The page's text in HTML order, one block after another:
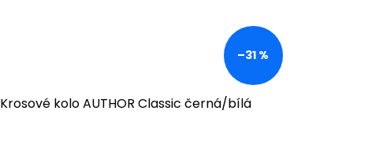
–31 %
Krosové kolo AUTHOR Classic černá/bílá